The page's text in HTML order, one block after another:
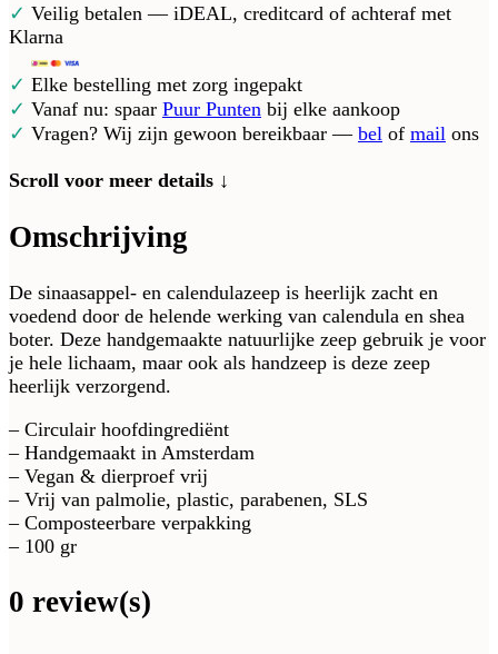
✓ Veilig betalen — iDEAL, creditcard of achteraf met
Klarna
✓ Elke bestelling met zorg ingepakt
✓ Vanaf nu: spaar Puur Punten bij elke aankoop
✓ Vragen? Wij zijn gewoon bereikbaar — bel of mail ons
Scroll voor meer details ↓
Omschrijving
De sinaasappel- en calendulazeep is heerlijk zacht en
voedend door de helende werking van calendula en shea
boter. Deze handgemaakte natuurlijke zeep gebruik je voor
je hele lichaam, maar ook als handzeep is deze zeep
heerlijk verzorgend.
– Circulair hoofdingrediënt
– Handgemaakt in Amsterdam
– Vegan & dierproef vrij
– Vrij van palmolie, plastic, parabenen, SLS
– Composteerbare verpakking
– 100 gr
0 review(s)